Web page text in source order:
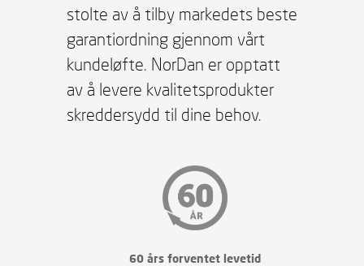
stolte av å tilby markedets beste
garantiordning gjennom vårt
kundeløfte. NorDan er opptatt
av å levere kvalitetsprodukter
skreddersydd til dine behov.
60 års forventet levetid